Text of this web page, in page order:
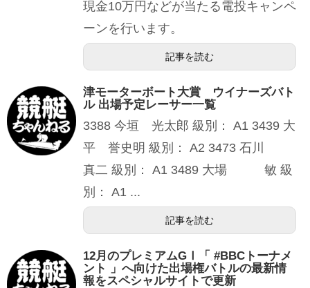
現金10万円などが当たる電投キャンペ
ーンを行います。
記事を読む
津モーターボート大賞 ウイナーズバト
ル 出場予定レーサー一覧
3388 今垣 光太郎 級別： A1 3439 大
平 誉史明 級別： A2 3473 石川
真二 級別： A1 3489 大場 敏 級
別： A1 ...
記事を読む
12月のプレミアムGⅠ「 #BBCトーナメ
ント 」へ向けた出場権バトルの最新情
報をスペシャルサイトで更新